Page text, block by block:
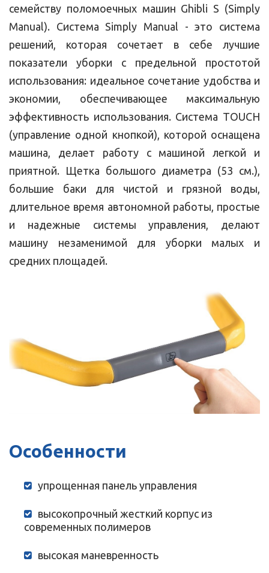
семейству поломоечных машин Ghibli S (Simply
Manual). Система Simply Manual - это система
решений, которая сочетает в себе лучшие
показатели уборки с предельной простотой
использования: идеальное сочетание удобства и
экономии, обеспечивающее максимальную
эффективность использования. Система TOUCH
(управление одной кнопкой), которой оснащена
машина, делает работу с машиной легкой и
приятной. Щетка большого диаметра (53 см.),
большие баки для чистой и грязной воды,
длительное время автономной работы, простые
и надежные системы управления, делают
машину незаменимой для уборки малых и
средних площадей.
Особенности
упрощенная панель управления
высокопрочный жесткий корпус из
современных полимеров
высокая маневренность